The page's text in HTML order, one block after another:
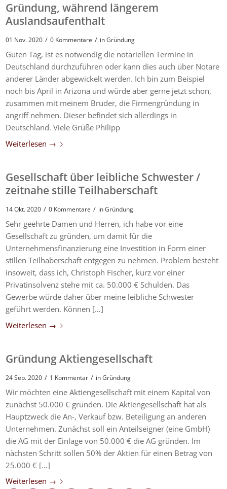
Gründung, während längerem
Auslandsaufenthalt
01 Nov. 2020 / 0 Kommentare / inGründung
Guten Tag, ist es notwendig die notariellen Termine in
Deutschland durchzuführen oder kann dies auch über Notare
anderer Länder abgewickelt werden. Ich bin zum Beispiel
noch bis April in Arizona und würde aber gerne jetzt schon,
zusammen mit meinem Bruder, die Firmengründung in
angriff nehmen. Dieser befindet sich allerdings in
Deutschland. Viele Grüße Philipp
Weiterlesen →
Gesellschaft über leibliche Schwester /
zeitnahe stille Teilhaberschaft
14 Okt. 2020 / 0 Kommentare / inGründung
Sehr geehrte Damen und Herren, ich habe vor eine
Gesellschaft zu gründen, um damit für die
Unternehmensfinanzierung eine Investition in Form einer
stillen Teilhaberschaft entgegen zu nehmen. Problem besteht
insoweit, dass ich, Christoph Fischer, kurz vor einer
Privatinsolvenz stehe mit ca. 50.000 € Schulden. Das
Gewerbe würde daher über meine leibliche Schwester
geführt werden. Können […]
Weiterlesen →
Gründung Aktiengesellschaft
24 Sep. 2020 / 1 Kommentar / inGründung
Wir möchten eine Aktiengesellschaft mit einem Kapital von
zunächst 50.000 € gründen. Die Aktiengesellschaft hat als
Hauptzweck die An-, Verkauf bzw. Beteiligung an anderen
Unternehmen. Zunächst soll ein Anteilseigner (eine GmbH)
die AG mit der Einlage von 50.000 € die AG gründen. Im
nächsten Schritt sollen 50% der Aktien für einen Betrag von
25.000 € […]
Weiterlesen →